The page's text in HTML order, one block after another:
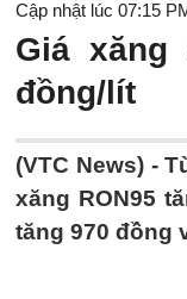
Cập nhật lúc 07:15
Giá xăng
đồng/lít
(VTC News) -
xăng RON95
tăng 970 đồng